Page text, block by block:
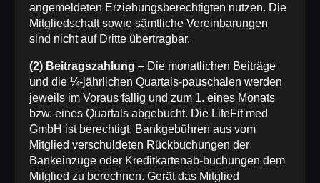
angemeldeten Erziehungsberechtigten nutzen. Die
Mitgliedschaft sowie sämtliche Vereinbarungen
sind nicht auf Dritte übertragbar.
(2) Beitragszahlung – Die monatlichen Beiträge
und die ¼-jährlichen Quartals-pauschalen werden
jeweils im Voraus fällig und zum 1. eines Monats
bzw. eines Quartals abgebucht. Die LifeFit med
GmbH ist berechtigt, Bankgebühren aus vom
Mitglied verschuldeten Rückbuchungen der
Bankeinzüge oder Kreditkartenab-buchungen dem
Mitglied zu berechnen. Gerät das Mitglied